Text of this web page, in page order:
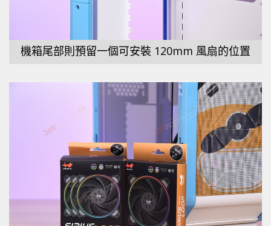
機箱尾部則預留一個可安裝 120mm 風扇的位置